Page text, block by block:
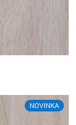
NOVINKA